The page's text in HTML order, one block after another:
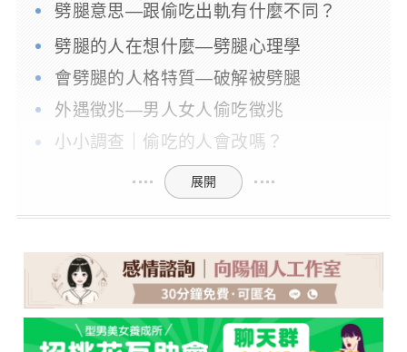
劈腿意思—跟偷吃出軌有什麼不同？
劈腿的人在想什麼—劈腿心理學
會劈腿的人格特質—破解被劈腿
外遇徵兆—男人女人偷吃徵兆
小小調查｜偷吃的人會改嗎？
展開